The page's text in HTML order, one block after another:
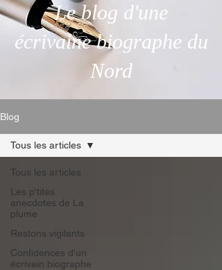
Le blog d'une
écrivaine biographe du
Nord
Blog
Tous les articles
Les p'tites
anecdotes de La
plume
Restons vigilants
Confidences d'un
écrivain biographe
Tous les articles